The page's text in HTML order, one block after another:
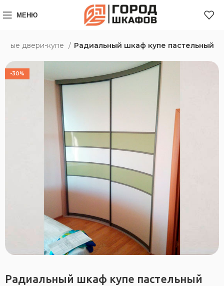
МЕНЮ
двери-купе Радиальный шкаф купе пастельный
-30%
Радиальный шкаф купе пастельный